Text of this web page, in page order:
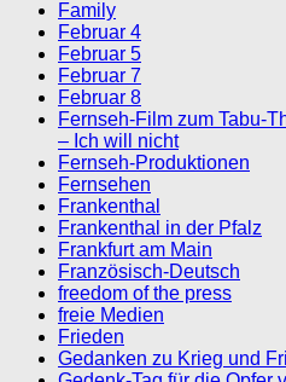
Family
Februar 4
Februar 5
Februar 7
Februar 8
Fernseh-Film zum Tabu-
– Ich will nicht
Fernseh-Produktionen
Fernsehen
Frankenthal
Frankenthal in der Pfalz
Frankfurt am Main
Französisch-Deutsch
freedom of the press
freie Medien
Frieden
Gedanken zu Krieg und